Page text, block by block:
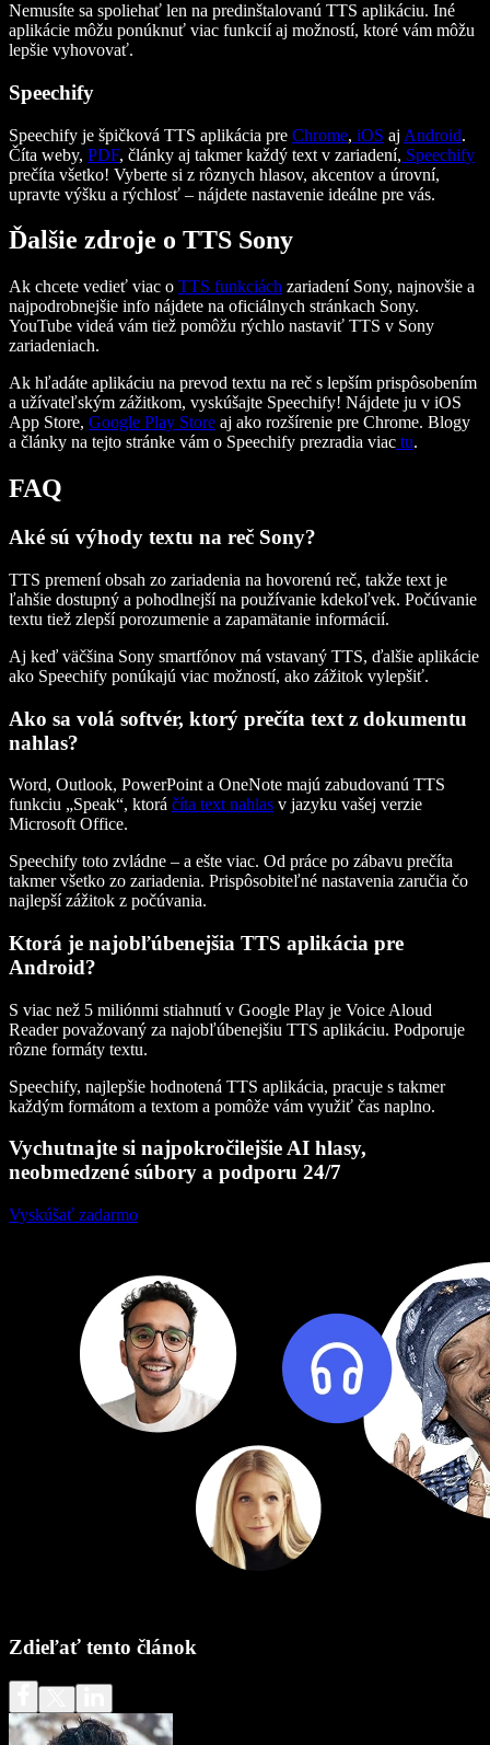
Nemusíte sa spoliehať len na predinštalovanú TTS aplikáciu. Iné
aplikácie môžu ponúknuť viac funkcií aj možností, ktoré vám môžu
lepšie vyhovovať.
Speechify
Speechify je špičková TTS aplikácia pre Chrome, iOS aj Android.
Číta weby, PDF, články aj takmer každý text v zariadení, Speechify
prečíta všetko! Vyberte si z rôznych hlasov, akcentov a úrovní,
upravte výšku a rýchlosť – nájdete nastavenie ideálne pre vás.
Ďalšie zdroje o TTS Sony
Ak chcete vedieť viac o TTS funkciách zariadení Sony, najnovšie a
najpodrobnejšie info nájdete na oficiálnych stránkach Sony.
YouTube videá vám tiež pomôžu rýchlo nastaviť TTS v Sony
zariadeniach.
Ak hľadáte aplikáciu na prevod textu na reč s lepším prispôsobením
a užívateľským zážitkom, vyskúšajte Speechify! Nájdete ju v iOS
App Store, Google Play Store aj ako rozšírenie pre Chrome. Blogy
a články na tejto stránke vám o Speechify prezradia viac tu.
FAQ
Aké sú výhody textu na reč Sony?
TTS premení obsah zo zariadenia na hovorenú reč, takže text je
ľahšie dostupný a pohodlnejší na používanie kdekoľvek. Počúvanie
textu tiež zlepší porozumenie a zapamätanie informácií.
Aj keď väčšina Sony smartfónov má vstavaný TTS, ďalšie aplikácie
ako Speechify ponúkajú viac možností, ako zážitok vylepšiť.
Ako sa volá softvér, ktorý prečíta text z dokumentu
nahlas?
Word, Outlook, PowerPoint a OneNote majú zabudovanú TTS
funkciu „Speak“, ktorá číta text nahlas v jazyku vašej verzie
Microsoft Office.
Speechify toto zvládne – a ešte viac. Od práce po zábavu prečíta
takmer všetko zo zariadenia. Prispôsobiteľné nastavenia zaručia čo
najlepší zážitok z počúvania.
Ktorá je najobľúbenejšia TTS aplikácia pre
Android?
S viac než 5 miliónmi stiahnutí v Google Play je Voice Aloud
Reader považovaný za najobľúbenejšiu TTS aplikáciu. Podporuje
rôzne formáty textu.
Speechify, najlepšie hodnotená TTS aplikácia, pracuje s takmer
každým formátom a textom a pomôže vám využiť čas naplno.
Vychutnajte si najpokročilejšie AI hlasy,
neobmedzené súbory a podporu 24/7
Vyskúšať zadarmo
Zdieľať tento článok